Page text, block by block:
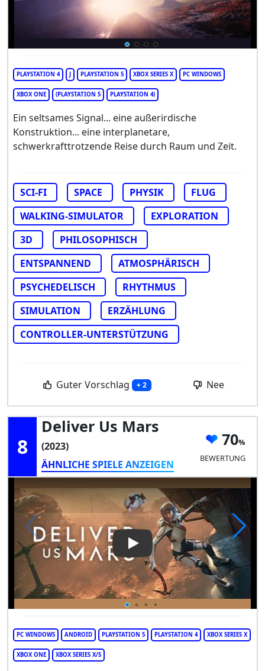
PLAYSTATION 4 J PLAYSTATION 5 XBOX SERIES X PC WINDOWS
XBOX ONE (PLAYSTATION 5 PLAYSTATION 4)
Ein seltsames Signal... eine außerirdische
Konstruktion... eine interplanetare,
schwerkrafttrotzende Reise durch Raum und Zeit.
SCI-FI SPACE PHYSIK
FLUG
WALKING-SIMULATOR
EXPLORATION
3D
PHILOSOPHISCH
ENTSPANNEND
ATMOSPHÄRISCH
PSYCHEDELISCH
RHYTHMUS
SIMULATION
ERZÄHLUNG
CONTROLLER-UNTERSTÜTZUNG
Guter Vorschlag + 2 Nee
8
Deliver Us Mars
(2023)
ÄHNLICHE SPIELE ANZEIGEN
70
BEWERTUNG
Play Video: Deliver Us Mars
PC WINDOWS ANDROID PLAYSTATION 5 PLAYSTATION 4 XBOX SERIES X
XBOX ONE XBOX SERIES X/S